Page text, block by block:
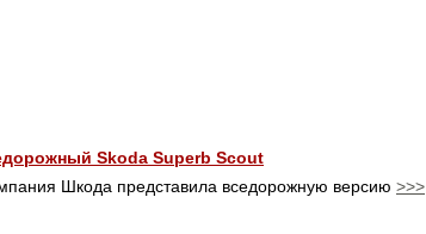
Skoda Superb Scout
Шкода представила вседорожную версию >>>